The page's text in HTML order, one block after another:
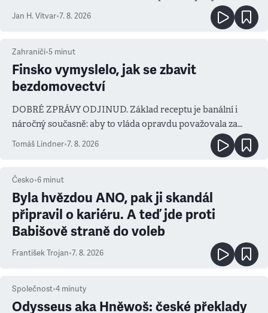
salvy i kritika pokrokářů
Jan H. Vitvar•7. 8. 2026
Zahraničí•5 minut
Finsko vymyslelo, jak se zbavit
bezdomovectví
DOBRÉ ZPRÁVY ODJINUD. Základ receptu je banální i
náročný současně: aby to vláda opravdu považovala za
prioritu
Tomáš Lindner•7. 8. 2026
Česko•6 minut
Byla hvězdou ANO, pak ji skandál
připravil o kariéru. A teď jde proti
Babišově straně do voleb
František Trojan•7. 8. 2026
Společnost•4 minuty
Odysseus aka Hněwoš: české překlady